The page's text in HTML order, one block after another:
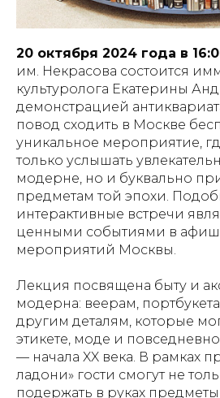
20 октября 2024 года в
им. Некрасова состоится
культуролога Екатерины
демонстрацией
повод сходить в Москве
уникальное мероприятие,
только услышать
модерне, но и буквально
предметам той эпохи.
интерактивные встречи
ценными событиями в
мероприятий Москвы.
Лекция посвящена быту и
модерна: веерам,
другим деталям, которые
этикете, моде и
— начала XX века. В рамках
ладони» гости смогут не
подержать в руках предметы